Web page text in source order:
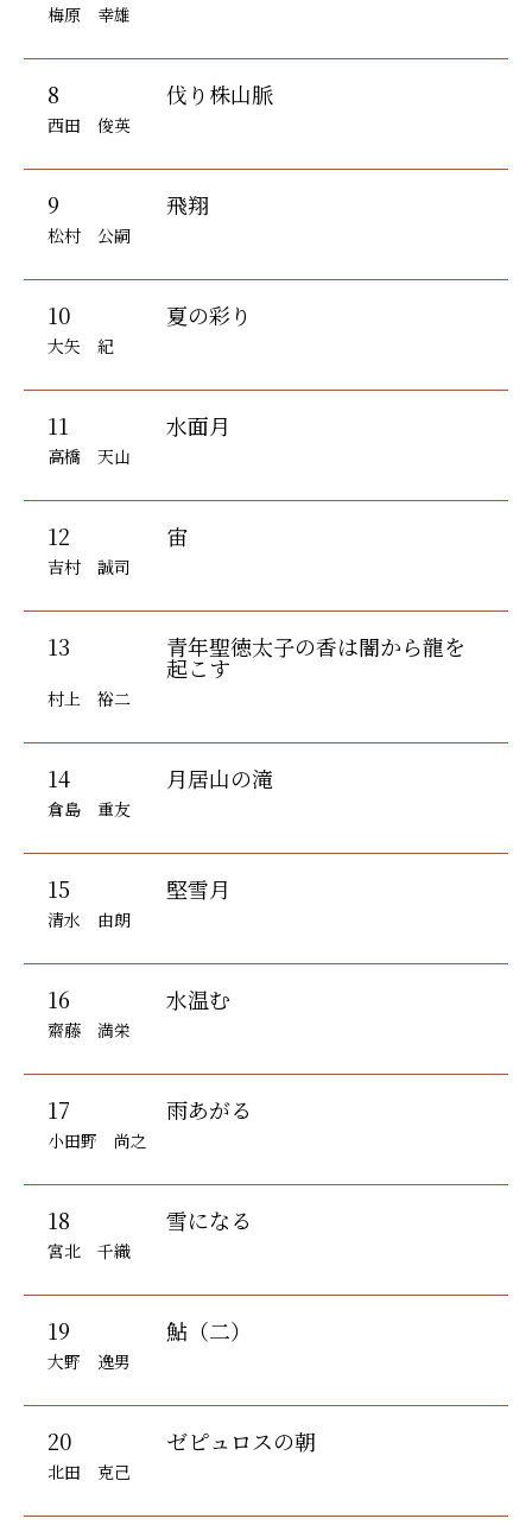
梅原 幸雄
8 伐り株山脈
西田 俊英
9 飛翔
松村 公嗣
10 夏の彩り
大矢 紀
11 水面月
高橋 天山
12 宙
吉村 誠司
13 青年聖徳太子の香は闇から龍を
起こす
村上 裕二
14 月居山の滝
倉島 重友
15 堅雪月
清水 由朗
16 水温む
齋藤 満栄
17 雨あがる
小田野 尚之
18 雪になる
宮北 千織
19 鮎（二）
大野 逸男
20 ゼピュロスの朝
北田 克己